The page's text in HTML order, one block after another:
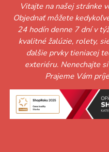
Vitajte na našej stránke
Objednať môžete
24 hodín denne 7 dní v
kvalitné žalúzie, rolety,
ďalšie prvky tieniacej
exteriéru. Nenechajte
Prajeme Vám